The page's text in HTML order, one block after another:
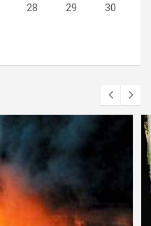
28 29
30